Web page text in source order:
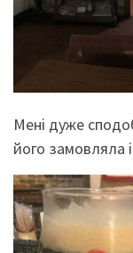
Мені дуже
його замовляла